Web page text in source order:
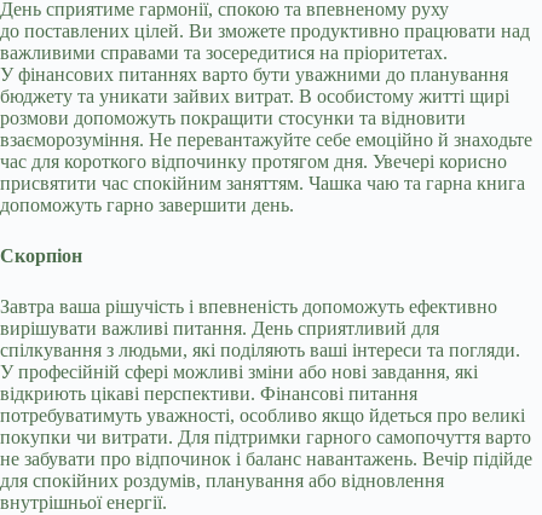
День сприятиме гармонії, спокою та впевненому руху
до поставлених цілей. Ви зможете продуктивно працювати над
важливими справами та зосередитися на пріоритетах.
У фінансових питаннях варто бути уважними до планування
бюджету та уникати зайвих витрат. В особистому житті щирі
розмови допоможуть покращити стосунки та відновити
взаєморозуміння. Не перевантажуйте себе емоційно й знаходьте
час для короткого відпочинку протягом дня. Увечері корисно
присвятити час спокійним заняттям. Чашка чаю та гарна книга
допоможуть гарно завершити день.
Скорпіон
Завтра ваша рішучість і впевненість допоможуть ефективно
вирішувати важливі питання. День сприятливий для
спілкування з людьми, які поділяють ваші інтереси та погляди.
У професійній сфері можливі зміни або нові завдання, які
відкриють цікаві перспективи. Фінансові питання
потребуватимуть уважності, особливо якщо йдеться про великі
покупки чи витрати. Для підтримки гарного самопочуття варто
не забувати про відпочинок і баланс навантажень. Вечір підійде
для спокійних роздумів, планування або відновлення
внутрішньої енергії.